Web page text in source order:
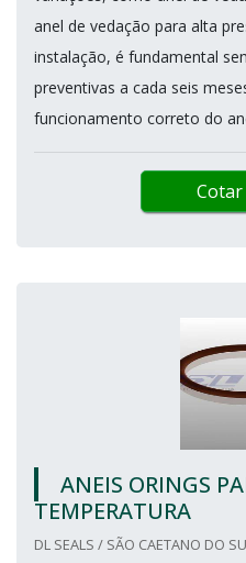
anel de vedação para alta
instalação, é fundamental
preventivas a cada seis
funcionamento correto do
ANEIS ORINGS
TEMPERATURA
DL SEALS / SÃO CAETANO DO